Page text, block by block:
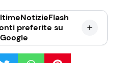
preferite su
Google